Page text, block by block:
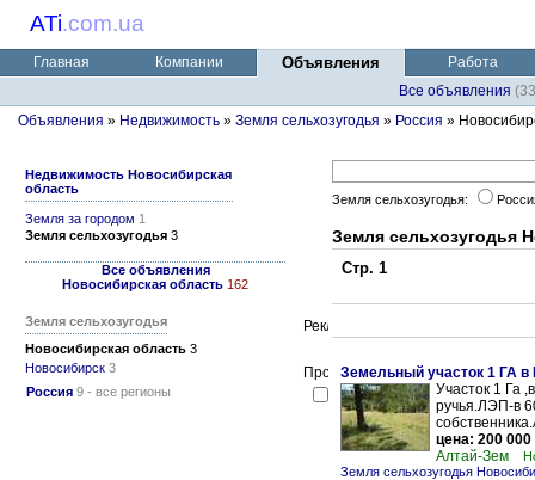
ATi.com.ua
Главная Компании Объявления
Работа
Все объявления
Объявления » Недвижимость » Земля сельхозугодья » Россия »
Недвижимость Новосибирская
область
Земля за городом 1
Земля сельхозугодья 3
Все объявления
Новосибирская область 162
Земля сельхозугодья
Новосибирская область 3
Новосибирск 3
Россия 9 - все регионы
Земля сельхозугодья:
Земля сельхозугодья
Стр. 1
Земельный участок 1 ГА в
Участок 1 Га
ручья.ЛЭП-в
цена: 200 000
Алтай-Зем
Земля сельхозугодья